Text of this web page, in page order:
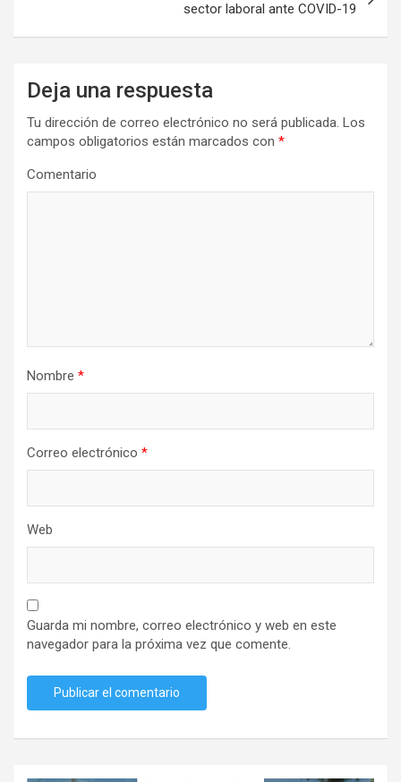
sector laboral ante COVID-19
Deja una respuesta
Tu dirección de correo electrónico no será publicada. Los
campos obligatorios están marcados con *
Comentario
Nombre *
Correo electrónico *
Web
Guarda mi nombre, correo electrónico y web en este
navegador para la próxima vez que comente.